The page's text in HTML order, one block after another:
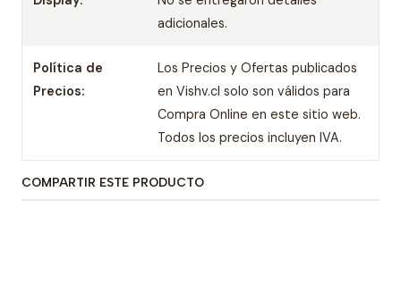
adicionales.
Política de
Precios:
Los Precios y Ofertas publicados
en Vishv.cl solo son válidos para
Compra Online en este sitio web.
Todos los precios incluyen IVA.
COMPARTIR ESTE PRODUCTO